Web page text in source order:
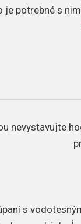
je potrebné s
nevystavujte
s